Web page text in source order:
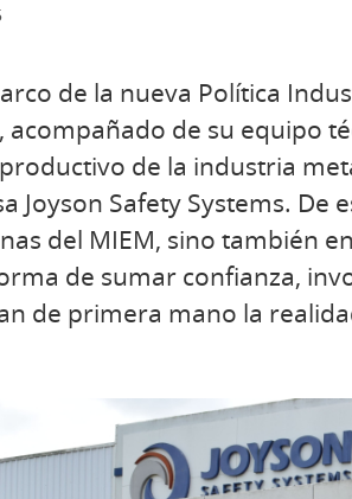
de la nueva Política
acompañado de su equipo
de la industria
Joyson Safety Systems. De
del MIEM, sino también
de sumar confianza,
de primera mano la